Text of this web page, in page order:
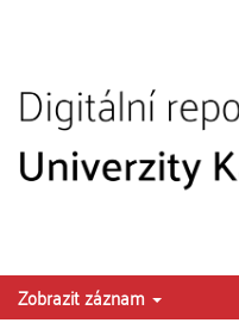
Zobrazit záznam